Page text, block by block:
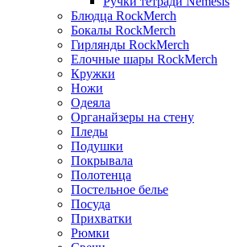
Блюдца RockMerch
Бокалы RockMerch
Гирлянды RockMerch
Елочные шары RockMerch
Кружки
Ножи
Одеяла
Органайзеры на стену
Пледы
Подушки
Покрывала
Полотенца
Постельное белье
Посуда
Прихватки
Рюмки